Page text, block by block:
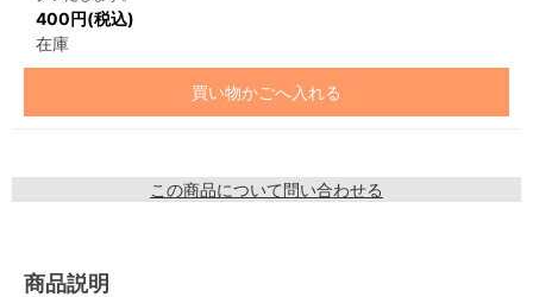
400円(税込)
在庫
買い物かごへ入れる
この商品について問い合わせる
商品説明